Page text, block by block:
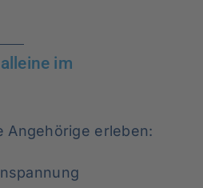
im
Angehörige erleben: